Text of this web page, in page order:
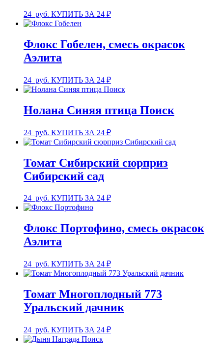
24 руб. КУПИТЬ ЗА 24 ₽
Флокс Гобелен, смесь окрасок
Аэлита
24 руб. КУПИТЬ ЗА 24 ₽
Нолана Синяя птица Поиск
24 руб. КУПИТЬ ЗА 24 ₽
Томат Сибирский сюрприз
Сибирский сад
24 руб. КУПИТЬ ЗА 24 ₽
Флокс Портофино, смесь окрасок
Аэлита
24 руб. КУПИТЬ ЗА 24 ₽
Томат Многоплодный 773
Уральский дачник
24 руб. КУПИТЬ ЗА 24 ₽